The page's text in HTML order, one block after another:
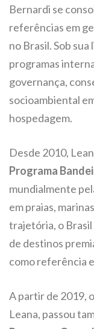
Bernardi se
referências em
no Brasil. Sob
programas
governança,
socioambiental
hospedagem.
Desde 2010,
Programa
mundialmente
em praias,
trajetória, o
de destinos
como referência
A partir de 2019,
Leana, passou